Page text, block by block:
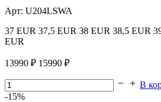
Арт: U204LSWA
37 EUR 37,5 EUR 38 EUR 38,5 EUR
EUR
13990 ₽ 15990 ₽
В
-15%